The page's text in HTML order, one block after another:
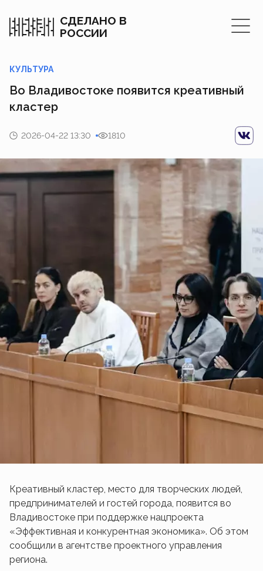
СДЕЛАНО В
РОССИИ
КУЛЬТУРА
Во Владивостоке появится креативный
кластер
2026-04-22 13:30 1810
Креативный кластер, место для творческих людей,
предпринимателей и гостей города, появится во
Владивостоке при поддержке нацпроекта
«Эффективная и конкурентная экономика». Об этом
сообщили в агентстве проектного управления
региона.